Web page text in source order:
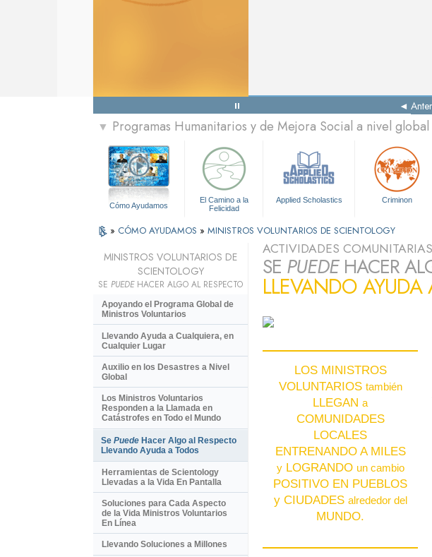
▼ Programas Humanitarios y de Mejora Social a nivel global
Cómo Ayudamos
El Camino a la
Felicidad
Applied Scholastics Criminon
» CÓMO AYUDAMOS » MINISTROS VOLUNTARIOS DE SCIENTOLOGY
ACTIVIDADES COMUNITARIAS
SE PUEDEHACER
LLEVANDO
LOS MINISTROS
VOLUNTARIOS también
LLEGAN a
COMUNIDADES
LOCALES
ENTRENANDO A MILES
yLOGRANDO un cambio
POSITIVO EN PUEBLOS
y CIUDADES alrededor del
MUNDO.
MINISTROS VOLUNTARIOS DE
SCIENTOLOGY
SE PUEDEHACER ALGO AL RESPECTO
Apoyando el Programa Global de
Ministros Voluntarios
Llevando Ayuda a Cualquiera, en
Cualquier Lugar
Auxilio en los Desastres a Nivel
Global
Los Ministros Voluntarios
Responden a la Llamada en
Catástrofes en Todo el Mundo
Se Puede Hacer Algo al Respecto
Llevando Ayuda a Todos
Herramientas de Scientology
Llevadas a la Vida En Pantalla
Soluciones para Cada Aspecto
de la Vida Ministros Voluntarios
En Línea
Llevando Soluciones a Millones